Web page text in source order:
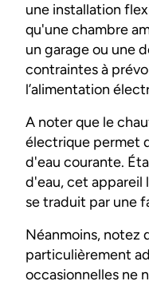
une installation
qu'une chambre
un garage ou une
contraintes à
l’alimentation
A noter que le
électrique permet
d'eau courante.
d'eau, cet appareil
se traduit par une
Néanmoins, notez
particulièrement
occasionnelles ne